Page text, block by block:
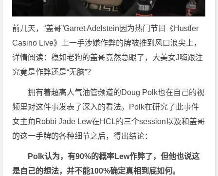
前几天，“盖哥”Garret Adelstein因为热门节目《Hustler
Casino Live》上一手涉嫌作弊的牌被推到风口浪尖上，
详情阅读：稳如老狗的盖哥竟然急眼了，大美女J嗨跟注
究竟是作弊还是“无脑”？
拥有着超高人气油管频道的Doug Polk也在自己的视
频里对这件事发表了深入的看法。Polk在研究了此事件
女主角Robbi Jade Lew在HCL的三个session以及和盖哥
的这一手牌的各种细节之后，得出结论：
Polk认为，有90%的概率Lew作弊了，但他也说这
是自己的想法，并不能100%确定真相到底如何。